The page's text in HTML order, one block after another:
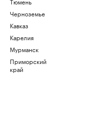
Черноземье
Кавказ
Карелия
Мурманск
Приморский
край